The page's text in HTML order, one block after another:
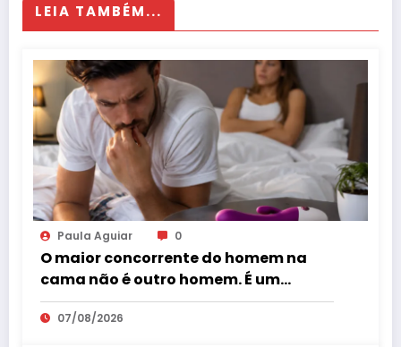
LEIA TAMBÉM...
Paula Aguiar 0
O maior concorrente do homem na
cama não é outro homem. É um
vibrador?
07/08/2026